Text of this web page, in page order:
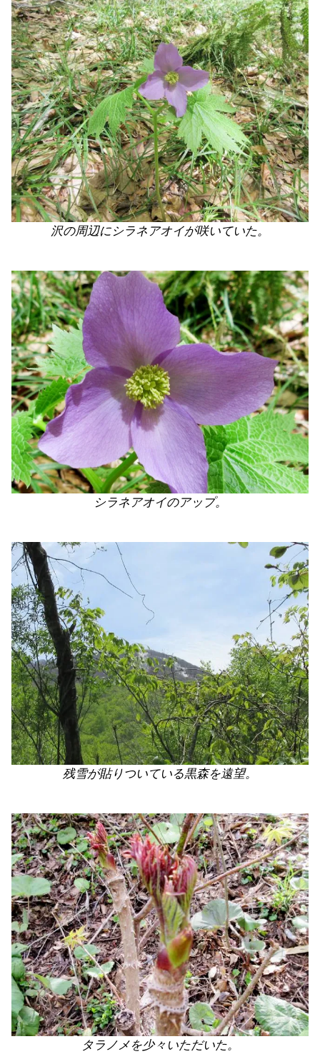
沢の周辺にシラネアオイが咲いていた。
シラネアオイのアップ。
残雪が貼りついている黒森を遠望。
タラノメを少々いただいた。